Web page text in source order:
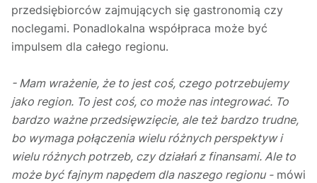
przedsiębiorców zajmujących się gastronomią czy
noclegami. Ponadlokalna współpraca może być
impulsem dla całego regionu.
- Mam wrażenie, że to jest coś, czego potrzebujemy
jako region. To jest coś, co może nas integrować. To
bardzo ważne przedsięwzięcie, ale też bardzo trudne,
bo wymaga połączenia wielu różnych perspektyw i
wielu różnych potrzeb, czy działań z finansami. Ale to
może być fajnym napędem dla naszego regionu -mówi